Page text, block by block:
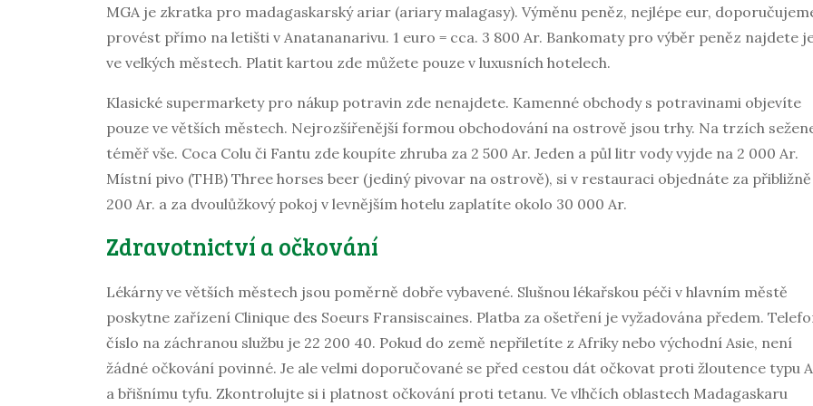
MGA je zkratka pro madagaskarský ariar (ariary malagasy). Výměnu peněz, nejlépe eur,
provést přímo na letišti v Anatananarivu. 1 euro = cca. 3 800 Ar. Bankomaty pro výběr peněz najdete
ve velkých městech. Platit kartou zde můžete pouze v luxusních hotelech.
Klasické supermarkety pro nákup potravin zde nenajdete. Kamenné obchody s potravinami objevíte
pouze ve větších městech. Nejrozšířenější formou obchodování na ostrově jsou trhy. Na trzích
téměř vše. Coca Colu či Fantu zde koupíte zhruba za 2 500 Ar. Jeden a půl litr vody vyjde na 2 000 Ar.
Místní pivo (THB) Three horses beer (jediný pivovar na ostrově), si v restauraci objednáte za přibližně
200 Ar. a za dvoulůžkový pokoj v levnějším hotelu zaplatíte okolo 30 000 Ar.
Zdravotnictví a očkování
Lékárny ve větších městech jsou poměrně dobře vybavené. Slušnou lékařskou péči v hlavním městě
poskytne zařízení Clinique des Soeurs Fransiscaines. Platba za ošetření je vyžadována předem.
číslo na záchranou službu je 22 200 40. Pokud do země nepřiletíte z Afriky nebo východní Asie, není
žádné očkování povinné. Je ale velmi doporučované se před cestou dát očkovat proti žloutence typu
a břišnímu tyfu. Zkontrolujte si i platnost očkování proti tetanu. Ve vlhčích oblastech Madagaskaru